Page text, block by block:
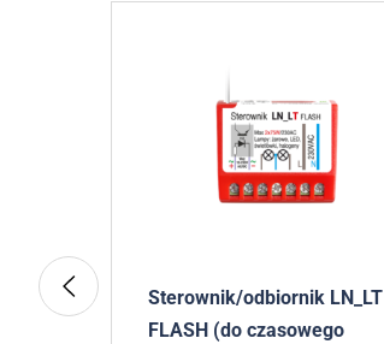
Sterownik/odbiornik LN_LT
FLASH (do czasowego